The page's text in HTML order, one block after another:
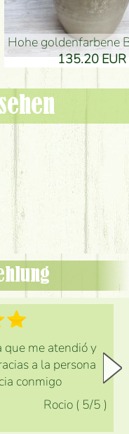
hohe goldenfarbene
135.20 EUR
que me atendió y
a la persona
conmigo
Rocio ( 5/5 )